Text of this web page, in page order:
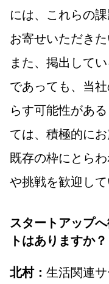
には、これらの
お寄せいただき
また、掲出して
であっても、当
らす可能性があ
ては、積極的に
既存の枠にとら
や挑戦を歓迎して
スタートアップ
トはありますか？
北村： 生活関連